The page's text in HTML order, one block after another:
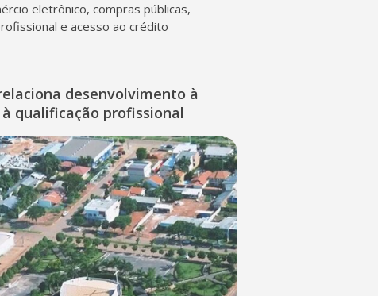
eletrônico, compras públicas,
e acesso ao crédito
desenvolvimento à
qualificação profissional